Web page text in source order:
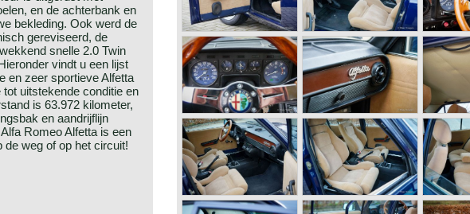
en de achterbank en
bekleding. Ook werd de
gereviseerd, de
snelle 2.0 Twin
vindt u een lijst
en zeer sportieve Alfetta
uitstekende conditie en
is 63.972 kilometer,
en aandrijflijn
Romeo Alfetta is een
weg of op het circuit!